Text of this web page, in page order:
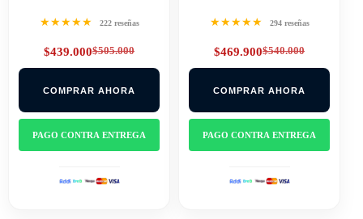
★★★★★ 222 reseñas
$505.000
Original
price
$505.000.
$439.000Current
price
$439.000.
COMPRAR AHORA
PAGO CONTRA ENTREGA
★★★★★ 294 reseñas
$540.000
Original
price
$540.000.
$469.900Current
price
$469.900.
COMPRAR AHORA
PAGO CONTRA ENTREGA